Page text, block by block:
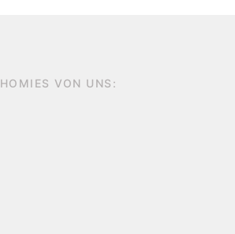
HOMIES VON UNS: